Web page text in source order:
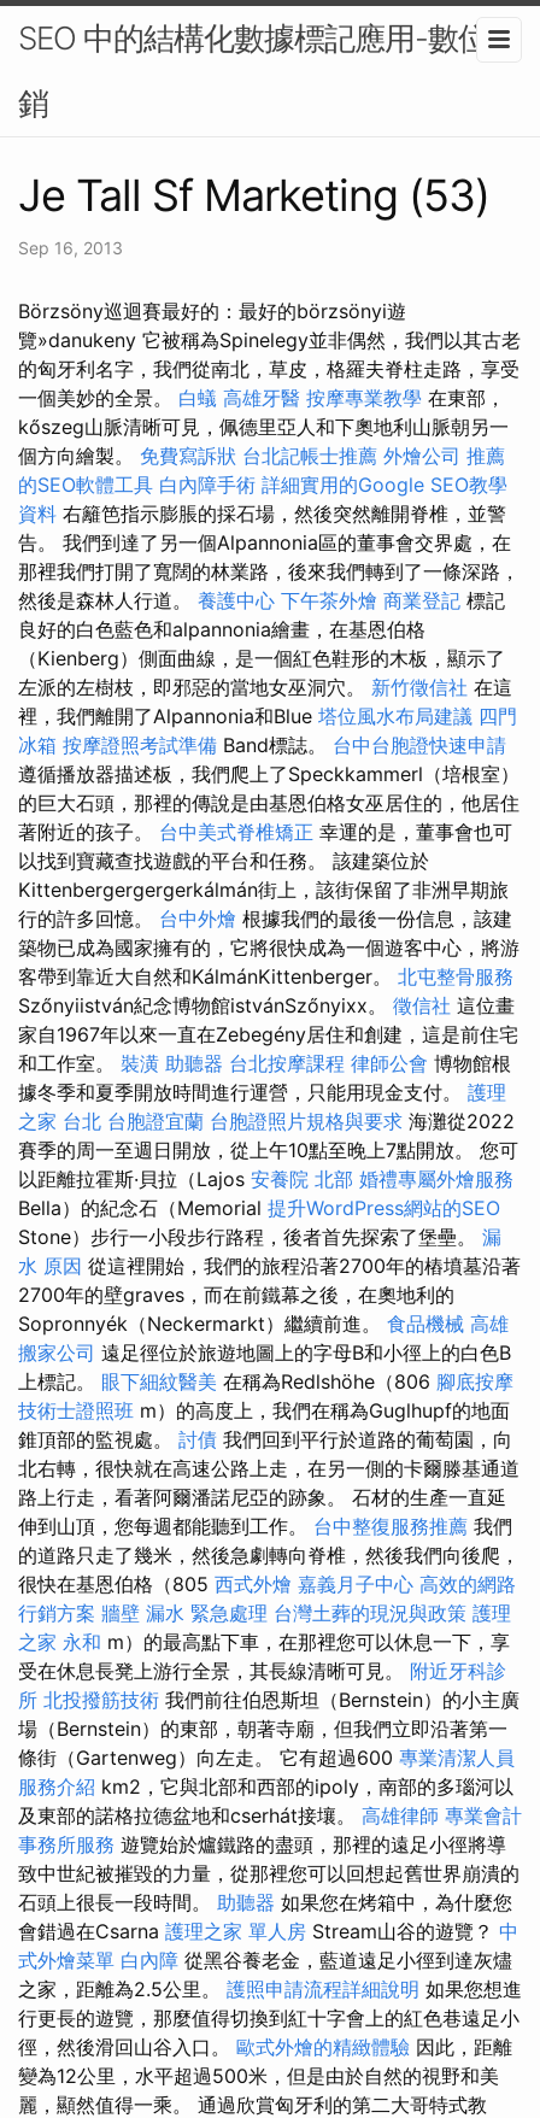
SEO 中的結構化數據標記應用-數位行
銷
Je Tall Sf Marketing (53)
Sep 16, 2013
Börzsöny巡迴賽最好的：最好的börzsönyi遊
覽»danukeny 它被稱為Spinelegy並非偶然，我們以其古老
的匈牙利名字，我們從南北，草皮，格羅夫脊柱走路，享受
一個美妙的全景。 白蟻 高雄牙醫 按摩專業教學 在東部，
kőszeg山脈清晰可見，佩德里亞人和下奧地利山脈朝另一
個方向繪製。 免費寫訴狀 台北記帳士推薦 外燴公司 推薦
的SEO軟體工具 白內障手術 詳細實用的Google SEO教學
資料 右籬笆指示膨脹的採石場，然後突然離開脊椎，並警
告。 我們到達了另一個Alpannonia區的董事會交界處，在
那裡我們打開了寬闊的林業路，後來我們轉到了一條深路，
然後是森林人行道。 養護中心 下午茶外燴 商業登記 標記
良好的白色藍色和alpannonia繪畫，在基恩伯格
（Kienberg）側面曲線，是一個紅色鞋形的木板，顯示了
左派的左樹枝，即邪惡的當地女巫洞穴。 新竹徵信社 在這
裡，我們離開了Alpannonia和Blue 塔位風水布局建議 四門
冰箱 按摩證照考試準備 Band標誌。 台中台胞證快速申請
遵循播放器描述板，我們爬上了Speckkammerl（培根室）
的巨大石頭，那裡的傳說是由基恩伯格女巫居住的，他居住
著附近的孩子。 台中美式脊椎矯正 幸運的是，董事會也可
以找到寶藏查找遊戲的平台和任務。 該建築位於
Kittenbergergergerkálmán街上，該街保留了非洲早期旅
行的許多回憶。 台中外燴 根據我們的最後一份信息，該建
築物已成為國家擁有的，它將很快成為一個遊客中心，將游
客帶到靠近大自然和KálmánKittenberger。 北屯整骨服務
Szőnyiistván紀念博物館istvánSzőnyixx。 徵信社 這位畫
家自1967年以來一直在Zebegény居住和創建，這是前住宅
和工作室。 裝潢 助聽器 台北按摩課程 律師公會 博物館根
據冬季和夏季開放時間進行運營，只能用現金支付。 護理
之家 台北 台胞證宜蘭 台胞證照片規格與要求 海灘從2022
賽季的周一至週日開放，從上午10點至晚上7點開放。 您可
以距離拉霍斯·貝拉（Lajos 安養院 北部 婚禮專屬外燴服務
Bella）的紀念石（Memorial 提升WordPress網站的SEO
Stone）步行一小段步行路程，後者首先探索了堡壘。 漏
水 原因 從這裡開始，我們的旅程沿著2700年的樁墳墓沿著
2700年的壁graves，而在前鐵幕之後，在奧地利的
Sopronnyék（Neckermarkt）繼續前進。 食品機械 高雄
搬家公司 遠足徑位於旅遊地圖上的字母B和小徑上的白色B
上標記。 眼下細紋醫美 在稱為Redlshöhe（806 腳底按摩
技術士證照班 m）的高度上，我們在稱為Guglhupf的地面
錐頂部的監視處。 討債 我們回到平行於道路的葡萄園，向
北右轉，很快就在高速公路上走，在另一側的卡爾滕基通道
路上行走，看著阿爾潘諾尼亞的跡象。 石材的生產一直延
伸到山頂，您每週都能聽到工作。 台中整復服務推薦 我們
的道路只走了幾米，然後急劇轉向脊椎，然後我們向後爬，
很快在基恩伯格（805 西式外燴 嘉義月子中心 高效的網路
行銷方案 牆壁 漏水 緊急處理 台灣土葬的現況與政策 護理
之家 永和 m）的最高點下車，在那裡您可以休息一下，享
受在休息長凳上游行全景，其長線清晰可見。 附近牙科診
所 北投撥筋技術 我們前往伯恩斯坦（Bernstein）的小主廣
場（Bernstein）的東部，朝著寺廟，但我們立即沿著第一
條街（Gartenweg）向左走。 它有超過600 專業清潔人員
服務介紹 km2，它與北部和西部的ipoly，南部的多瑙河以
及東部的諾格拉德盆地和cserhát接壤。 高雄律師 專業會計
事務所服務 遊覽始於爐鐵路的盡頭，那裡的遠足小徑將導
致中世紀被摧毀的力量，從那裡您可以回想起舊世界崩潰的
石頭上很長一段時間。 助聽器 如果您在烤箱中，為什麼您
會錯過在Csarna 護理之家 單人房 Stream山谷的遊覽？ 中
式外燴菜單 白內障 從黑谷養老金，藍道遠足小徑到達灰燼
之家，距離為2.5公里。 護照申請流程詳細說明 如果您想進
行更長的遊覽，那麼值得切換到紅十字會上的紅色巷遠足小
徑，然後滑回山谷入口。 歐式外燴的精緻體驗 因此，距離
變為12公里，水平超過500米，但是由於自然的視野和美
麗，顯然值得一乘。 通過欣賞匈牙利的第二大哥特式教